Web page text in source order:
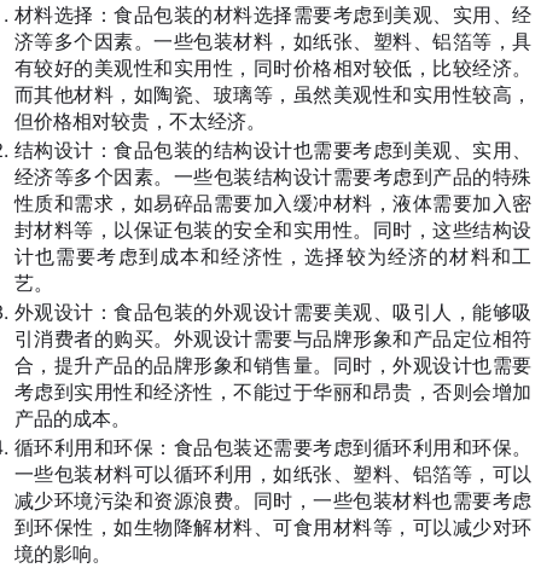
材料选择：食品包装的材料选择需要考虑到美观、实用、经
济等多个因素。一些包装材料，如纸张、塑料、铝箔等，具
有较好的美观性和实用性，同时价格相对较低，比较经济。
而其他材料，如陶瓷、玻璃等，虽然美观性和实用性较高，
但价格相对较贵，不太经济。
结构设计：食品包装的结构设计也需要考虑到美观、实用、
经济等多个因素。一些包装结构设计需要考虑到产品的特殊
性质和需求，如易碎品需要加入缓冲材料，液体需要加入密
封材料等，以保证包装的安全和实用性。同时，这些结构设
计也需要考虑到成本和经济性，选择较为经济的材料和工
艺。
外观设计：食品包装的外观设计需要美观、吸引人，能够吸
引消费者的购买。外观设计需要与品牌形象和产品定位相符
合，提升产品的品牌形象和销售量。同时，外观设计也需要
考虑到实用性和经济性，不能过于华丽和昂贵，否则会增加
产品的成本。
循环利用和环保：食品包装还需要考虑到循环利用和环保。
一些包装材料可以循环利用，如纸张、塑料、铝箔等，可以
减少环境污染和资源浪费。同时，一些包装材料也需要考虑
到环保性，如生物降解材料、可食用材料等，可以减少对环
境的影响。